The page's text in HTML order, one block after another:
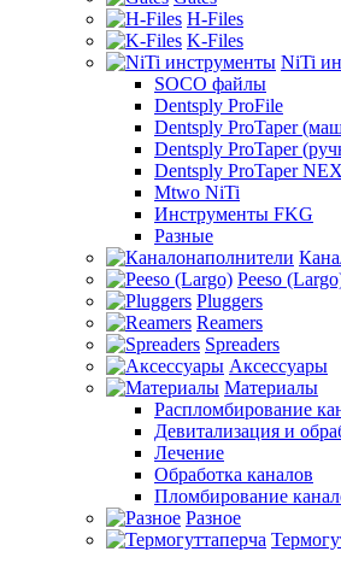
H-Files
K-Files
NiTi
SOCO файлы
Dentsply ProFile
Dentsply ProTaper
Dentsply ProTaper
Dentsply ProTaper
Mtwo NiTi
Инструменты FKG
Разные
Peeso
Pluggers
Reamers
Spreaders
Аксессуары
Материалы
Распломбирование
Девитализация и
Лечение
Обработка каналов
Пломбирование
Разное